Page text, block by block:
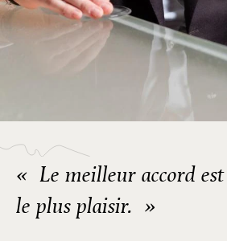
« Le meilleur accord
le plus plaisir. »